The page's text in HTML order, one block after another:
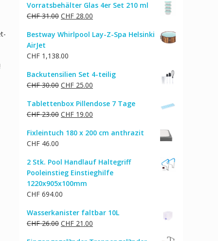
Vorratsbehälter Glas 4er Set 210 ml
CHF31.00 Ursprünglicher
war:
CHF 28.00
ist:
Bestway Whirlpool Lay-Z-Spa Helsinki
AirJet
CHF 1,138.00
Backutensilien Set 4-teilig
CHF30.00 Ursprünglicher
war:
CHF 30.00
CHF 25.00
ist:
CHF 25.00.
Tablettenbox Pillendose 7 Tage
CHF23.00 Ursprünglicher
war:
CHF 19.00
ist:
Fixleintuch 180 x 200 cm anthrazit
CHF 46.00
2 Stk. Pool Handlauf Haltegriff
Pooleinstieg Einstieghilfe
1220x905x100mm
CHF 694.00
Wasserkanister faltbar 10L
CHF26.00 Ursprünglicher
CHF 21.00